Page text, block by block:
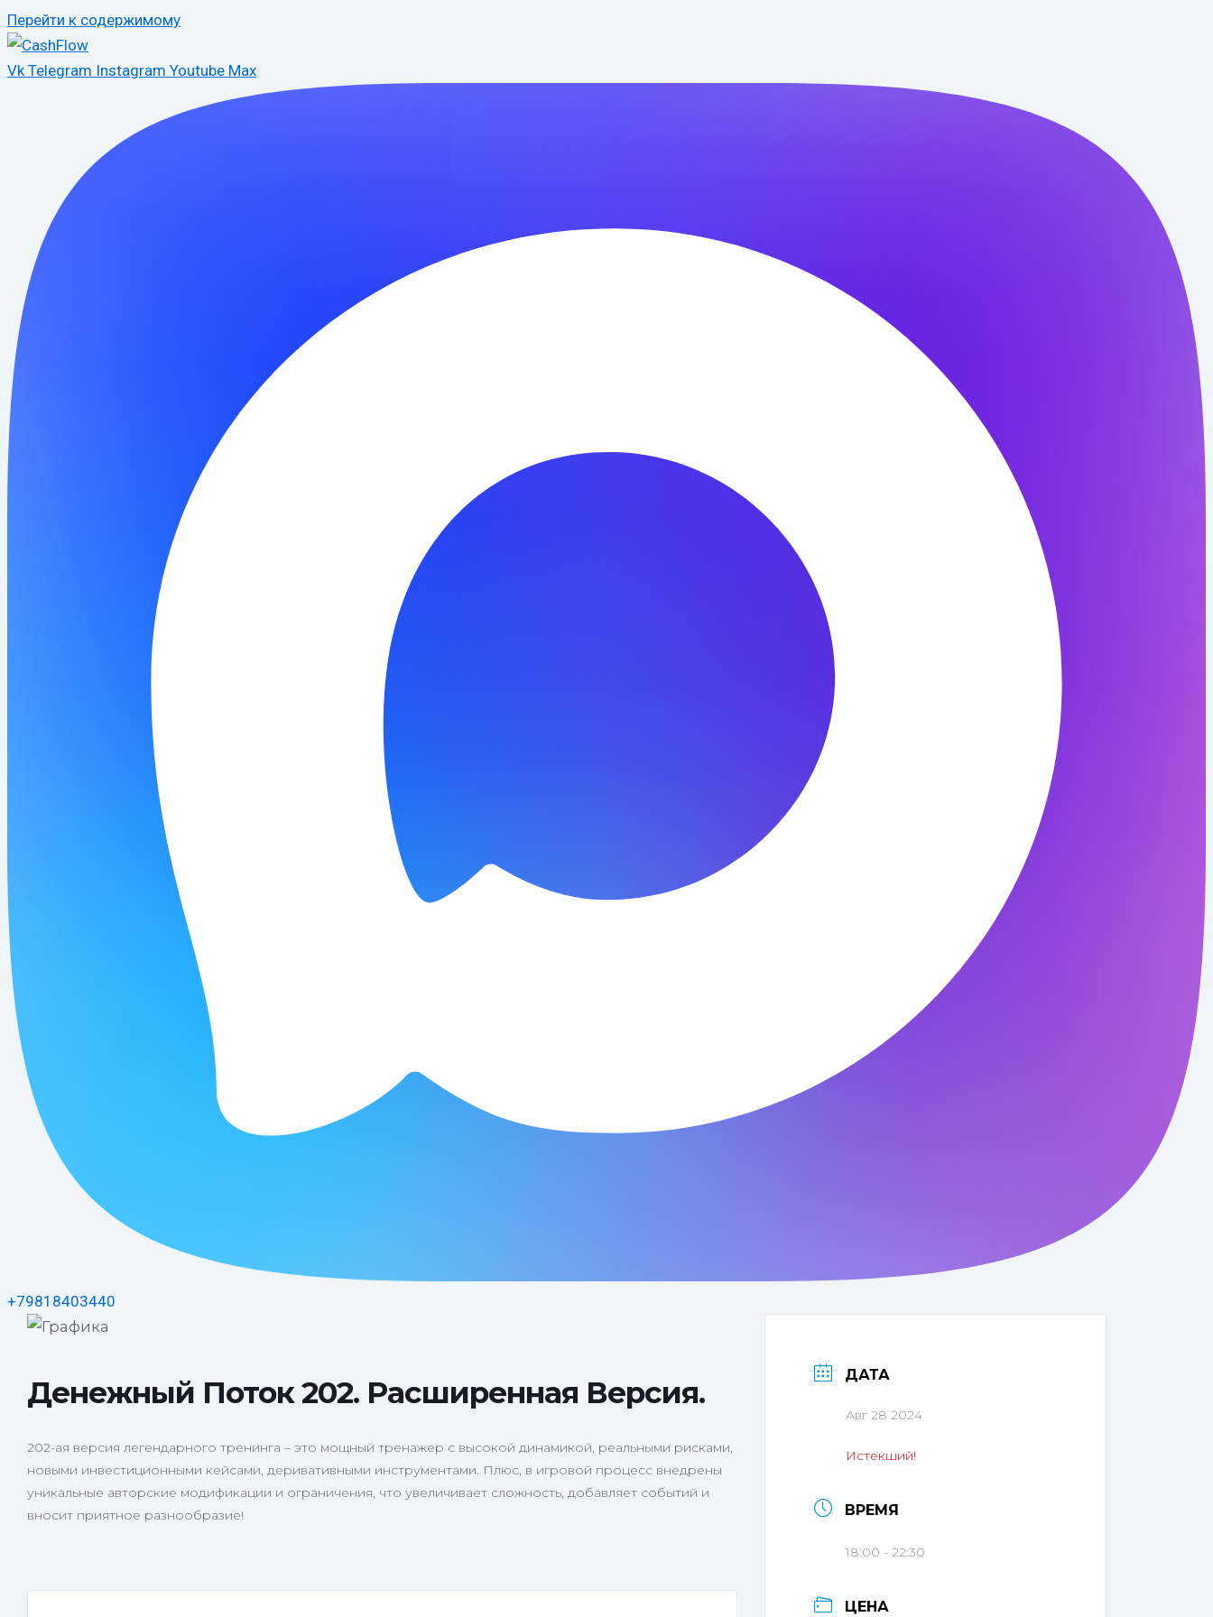
Перейти к содержимому
Vk Telegram Instagram Youtube Max
+79818403440
Денежный Поток 202. Расширенная Версия.
202-ая версия легендарного тренинга – это мощный тренажер с высокой динамикой, реальными рисками,
новыми инвестиционными кейсами, деривативными инструментами. Плюс, в игровой процесс внедрены
уникальные авторские модификации и ограничения, что увеличивает сложность, добавляет событий и
вносит приятное разнообразие!
ДАТА
Авг 28 2024
Истекший!
ВРЕМЯ
18:00 - 22:30
ЦЕНА